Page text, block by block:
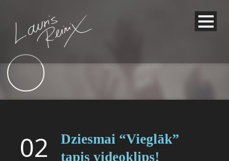
02
Dziesmai “Vieglāk”
tapis videoklips!